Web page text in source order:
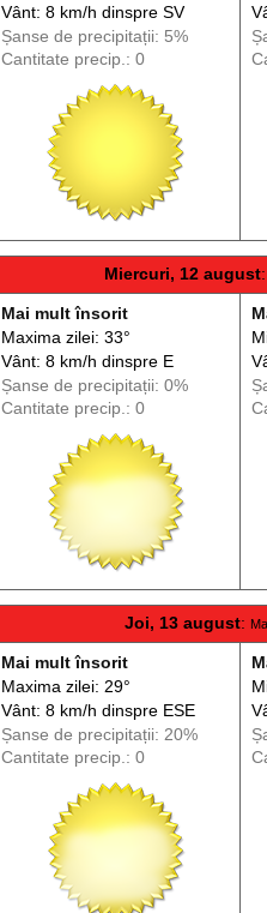
Vânt: 8 km/h dinspreSV
Șanse de precipitații: 5%
Cantitate precip.: 0
Miercuri, 12 august:
Mai mult însorit
Maxima zilei: 33°
Vânt: 8 km/h dinspreE
Șanse de precipitații: 0%
Cantitate precip.: 0
Joi, 13 august:
Mai mult însorit
Maxima zilei: 29°
Vânt: 8 km/h dinspreESE
Șanse de precipitații: 20%
Cantitate precip.: 0